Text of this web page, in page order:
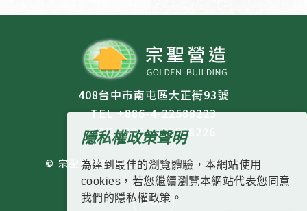
隱私權政策聲明
為達到最佳的瀏覽體驗，本網站使用
cookies，若您繼續瀏覽本網站代表您同意
我們的隱私權政策。
408台中市南屯區大正街93號
TEL +886-4-22588223
FAX +886-4-22588226
© 宗聖營造有限公司 All rights reserved.
TOP